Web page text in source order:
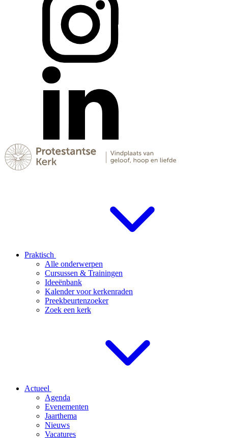
Praktisch
Alle onderwerpen
Cursussen & Trainingen
Ideeënbank
Kalender voor kerkenraden
Preekbeurtenzoeker
Zoek een kerk
Actueel
Agenda
Evenementen
Jaarthema
Nieuws
Vacatures